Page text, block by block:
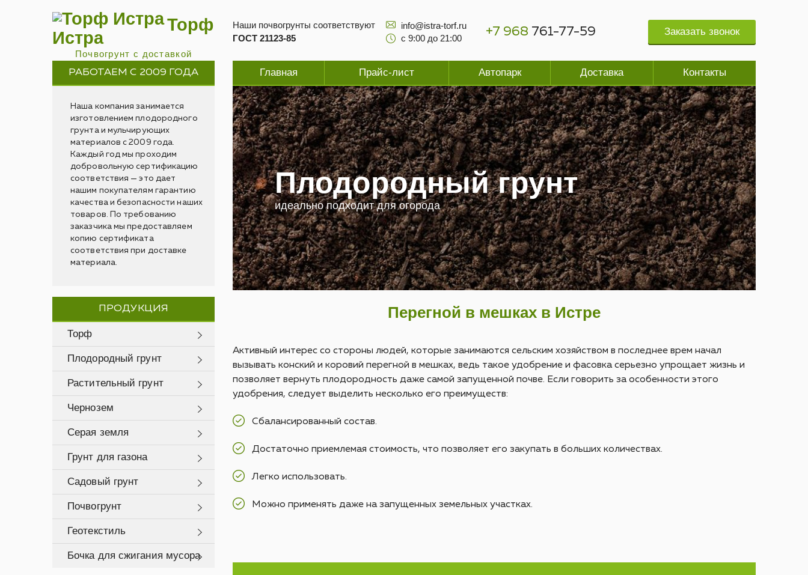
Торф
Истра
Почвогрунт с доставкой
Наши почвогрунты соответствуют
ГОСТ 21123-85
info@istra-torf.ru
с 9:00 до 21:00
+7 968 761-77-59 Заказать звонок
Главная Прайс-лист Автопарк Доставка Контакты
Плодородный грунт
идеально подходит для огорода
Перегной в мешках в Истре
Активный интерес со стороны людей, которые занимаются сельским хозяйством в последнее врем начал
вызывать конский и коровий перегной в мешках, ведь такое удобрение и фасовка серьезно упрощает жизнь и
позволяет вернуть плодородность даже самой запущенной почве. Если говорить за особенности этого
удобрения, следует выделить несколько его преимуществ:
Сбалансированный состав.
Достаточно приемлемая стоимость, что позволяет его закупать в больших количествах.
Легко использовать.
Можно применять даже на запущенных земельных участках.
РАБОТАЕМ С 2009 ГОДА
Наша компания занимается
изготовлением плодородного
грунта и мульчирующих
материалов с 2009 года.
Каждый год мы проходим
добровольную сертификацию
соответствия — это дает
нашим покупателям гарантию
качества и безопасности наших
товаров. По требованию
заказчика мы предоставляем
копию сертификата
соответствия при доставке
материала.
ПРОДУКЦИЯ
Торф
Плодородный грунт
Растительный грунт
Чернозем
Серая земля
Грунт для газона
Садовый грунт
Почвогрунт
Геотекстиль
Бочка для сжигания мусора